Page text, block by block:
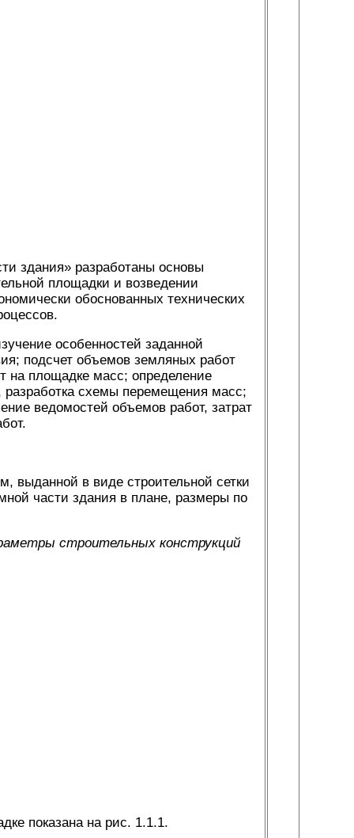
здания» разработаны основы
площадки и возведении
обоснованных технических
особенностей заданной
подсчет объемов земляных работ
на площадке масс; определение
разработка схемы перемещения масс;
ведомостей объемов работ, затрат
выданной в виде строительной сетки
части здания в плане, размеры по
строительных конструкций
показана на рис. 1.1.1.